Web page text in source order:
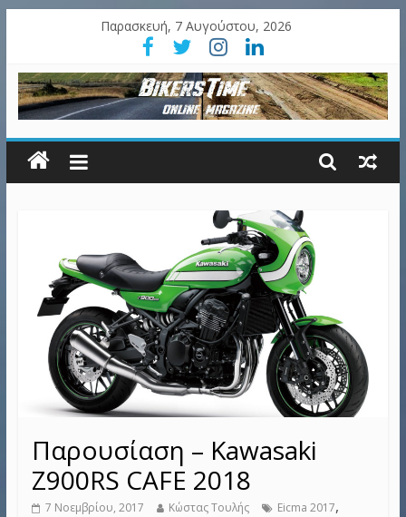
Παρασκευή, 7 Αυγούστου, 2026
Παρουσίαση – Kawasaki
Z900RS CAFE 2018
7 Νοεμβρίου, 2017 Κώστας Τουλής Eicma 2017,